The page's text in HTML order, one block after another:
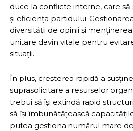
duce la conflicte interne, care să
și eficiența partidului.
diversității de opinii și
unitare devin vitale pentru
situații.
În plus, creșterea rapidă a
suprasolicitare a resurselor
trebui să își extindă rapid
să își îmbunătățească
putea gestiona numărul mare